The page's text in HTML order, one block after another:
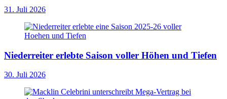
31. Juli 2026
Niederreiter erlebte Saison voller Höhen und Tiefen
30. Juli 2026